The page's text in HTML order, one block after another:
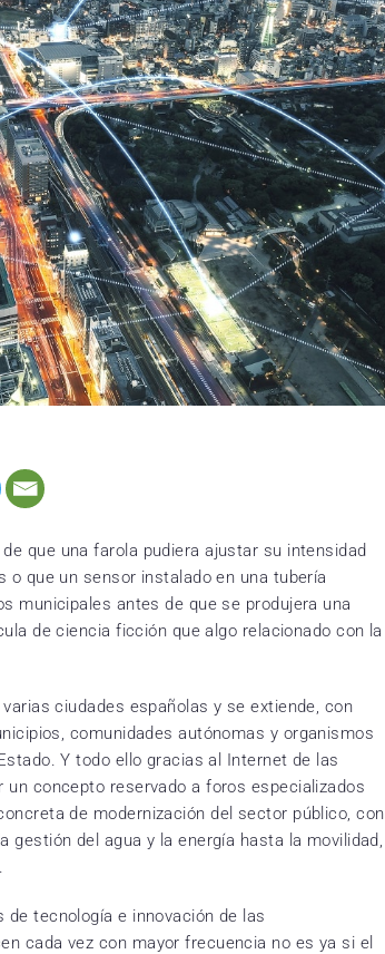
que una farola pudiera ajustar su intensidad
que un sensor instalado en una tubería
municipales antes de que se produjera una
de ciencia ficción que algo relacionado con la
ciudades españolas y se extiende, con
comunidades autónomas y organismos
Y todo ello gracias al Internet de las
un concepto reservado a foros especializados
de modernización del sector público, con
gestión del agua y la energía hasta la movilidad,
tecnología e innovación de las
cada vez con mayor frecuencia no es ya si el